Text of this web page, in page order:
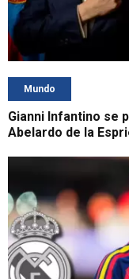
Mundo
Gianni Infantino se
Abelardo de la